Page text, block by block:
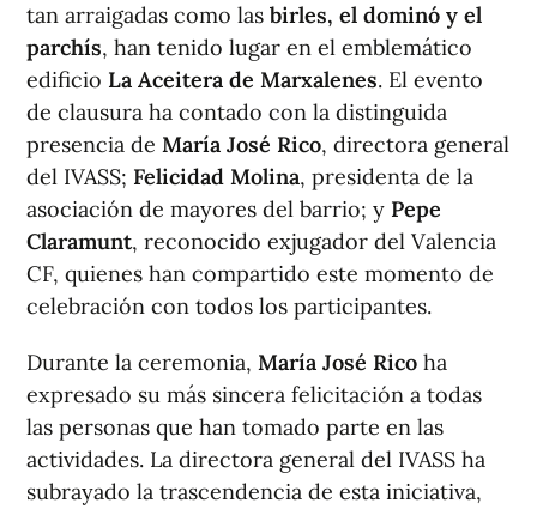
tan arraigadas como las birles, el dominó y el
parchís, han tenido lugar en el emblemático
edificio La Aceitera de Marxalenes. El evento
de clausura ha contado con la distinguida
presencia de María José Rico, directora general
del IVASS; Felicidad Molina, presidenta de la
asociación de mayores del barrio; y Pepe
Claramunt, reconocido exjugador del Valencia
CF, quienes han compartido este momento de
celebración con todos los participantes.
Durante la ceremonia, María José Rico ha
expresado su más sincera felicitación a todas
las personas que han tomado parte en las
actividades. La directora general del IVASS ha
subrayado la trascendencia de esta iniciativa,